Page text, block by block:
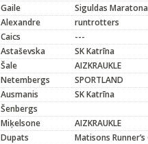
Gaile
Siguldas
Alexandre
runtrotters
Caics
---
Astaševska
SK Katrīna
Šale
AIZKRAUKLE
Netembergs
SPORTLAND
Ausmanis
SK Katrīna
Šenbergs
Miķelsone
AIZKRAUKLE
Dupats
Matisons Runner’s